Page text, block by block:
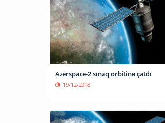
Azerspace-2 sınaq orbitinə çatdı
19-12-2018